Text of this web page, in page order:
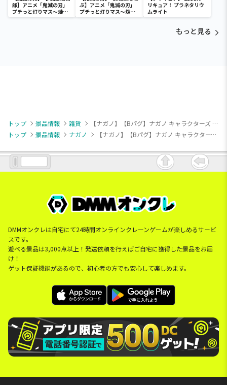
郎】アニメ「鬼滅の刃」
プチっと灯りマス～煉獄
杏寿郎・胡蝶しのぶ～
ぶ】アニメ「鬼滅の刃」
プチっと灯りマス～煉獄
杏寿郎・胡蝶しのぶ～
リキュア！ プラネタリウ
ムライト
もっと見る
トップ 景品情報 雑貨
【ナガノ】【Bパグ】ナガノ キャラクターズ カラビナつき 刺繍スクエアミニポーチ
トップ
景品情報 ナガノ 【ナガノ】【Bパグ】ナガノ キャラクターズ カラビナつき 刺繍スクエアミニポーチ
DMMオンクレは自宅にて24時間オンラインクレーンゲームが楽しめるサービ
スです。
遊べる景品は3,000点以上！発送依頼を行えばご自宅に獲得した景品をお届
け！
ゲット保証機能があるので、初心者の方でも安心して楽しめます。